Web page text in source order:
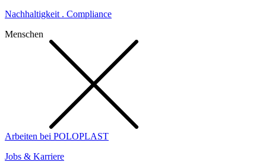
Nachhaltigkeit . Compliance
Menschen
Arbeiten bei POLOPLAST
Jobs & Karriere